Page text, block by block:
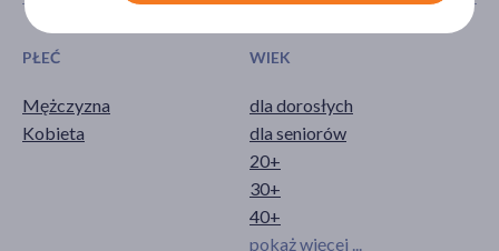
PŁEĆ
Mężczyzna
Kobieta
WIEK
dla dorosłych
dla seniorów
20+
30+
40+
pokaż więcej ...